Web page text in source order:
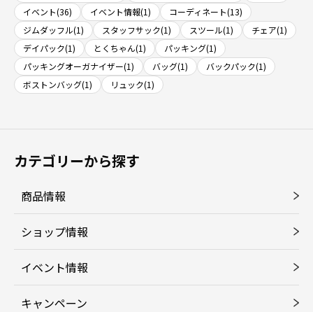
イベント(36)
イベント情報(1)
コーディネート(13)
ジムダッフル(1)
スタッフサック(1) スツール(1)
チェア(1)
デイパック(1)
とくちゃん(1)
パッキング(1)
パッキングオーガナイザー(1)
バッグ(1)
バックパック(1)
ボストンバッグ(1)
リュック(1)
カテゴリーから探す
商品情報
ショップ情報
イベント情報
キャンペーン